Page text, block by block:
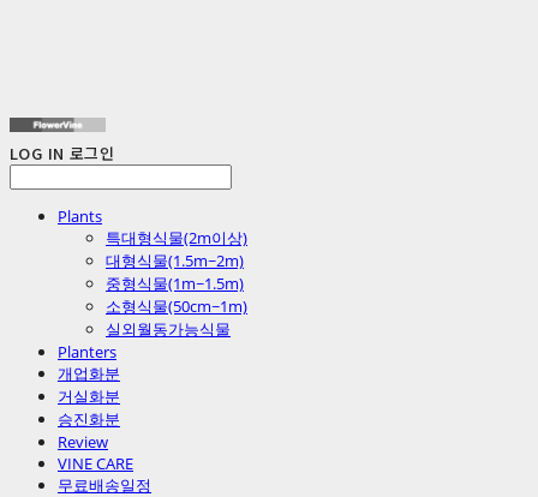
LOG IN 로그인
Plants
특대형식물(2m이상)
대형식물(1.5m~2m)
중형식물(1m~1.5m)
소형식물(50cm~1m)
실외월동가능식물
Planters
개업화분
거실화분
승진화분
Review
VINE CARE
무료배송일정